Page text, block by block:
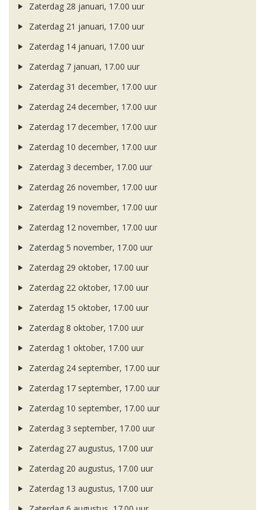
Zaterdag 28 januari, 17.00 uur
Zaterdag 21 januari, 17.00 uur
Zaterdag 14 januari, 17.00 uur
Zaterdag 7 januari, 17.00 uur
Zaterdag 31 december, 17.00 uur
Zaterdag 24 december, 17.00 uur
Zaterdag 17 december, 17.00 uur
Zaterdag 10 december, 17.00 uur
Zaterdag 3 december, 17.00 uur
Zaterdag 26 november, 17.00 uur
Zaterdag 19 november, 17.00 uur
Zaterdag 12 november, 17.00 uur
Zaterdag 5 november, 17.00 uur
Zaterdag 29 oktober, 17.00 uur
Zaterdag 22 oktober, 17.00 uur
Zaterdag 15 oktober, 17.00 uur
Zaterdag 8 oktober, 17.00 uur
Zaterdag 1 oktober, 17.00 uur
Zaterdag 24 september, 17.00 uur
Zaterdag 17 september, 17.00 uur
Zaterdag 10 september, 17.00 uur
Zaterdag 3 september, 17.00 uur
Zaterdag 27 augustus, 17.00 uur
Zaterdag 20 augustus, 17.00 uur
Zaterdag 13 augustus, 17.00 uur